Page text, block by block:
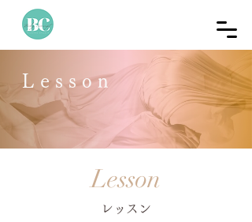
Lesson
Lesson
レッスン